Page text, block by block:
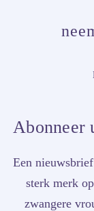
Abonneer
Een
sterk merk
zwangere